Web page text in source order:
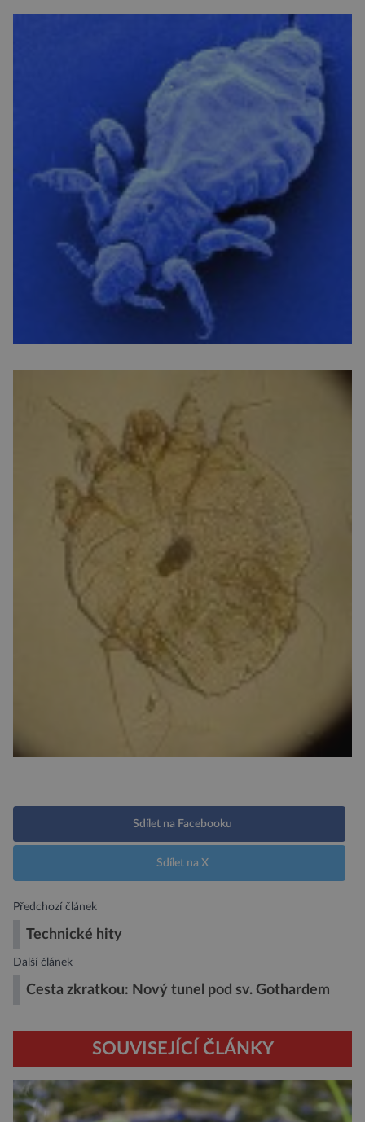
Sdílet na Facebooku
Sdílet na X
Předchozí článek
Technické hity
Další článek
Cesta zkratkou: Nový tunel pod sv. Gothardem
SOUVISEJÍCÍ ČLÁNKY